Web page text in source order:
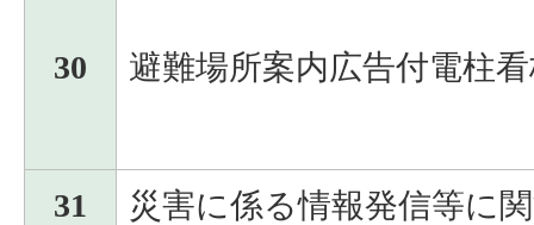
30 避難場所案内広告付電柱
31 災害に係る情報発信等に